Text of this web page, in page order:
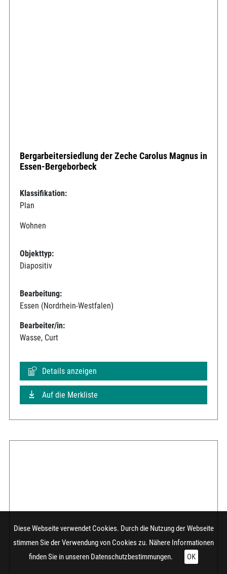
Bergarbeitersiedlung der Zeche Carolus Magnus in
Essen-Bergeborbeck
Klassifikation:
Plan
Wohnen
Objekttyp:
Diapositiv
Bearbeitung:
Essen (Nordrhein-Westfalen)
Bearbeiter/in:
Wasse, Curt
Details anzeigen
Auf die Merkliste
Diese Webseite verwendet Cookies. Durch die Nutzung der Webseite
stimmen Sie der Verwendung von Cookies zu. Nähere Informationen
finden Sie in unseren Datenschutzbestimmungen. OK